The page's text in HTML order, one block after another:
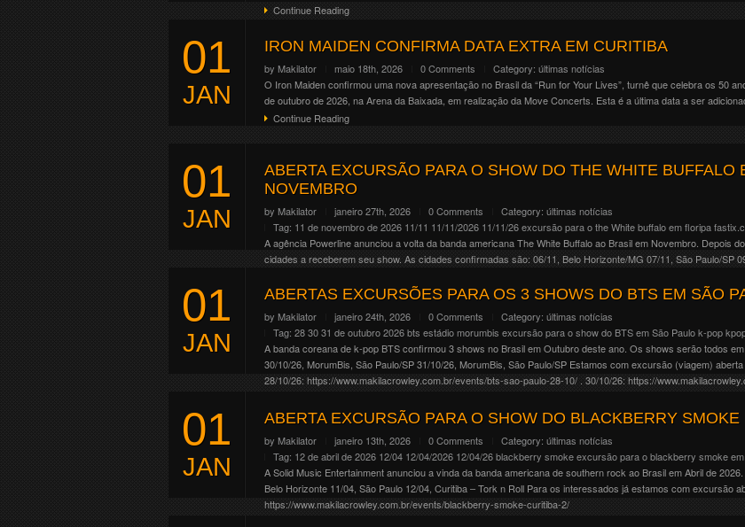
Continue Reading
01
JAN
IRON MAIDEN CONFIRMA DATA EXTRA EM CURITIBA
by Makilator maio 18th, 2026 0 Comments Category: últimas notícias
O Iron Maiden confirmou uma nova apresentação no Brasil da “Run for Your Lives”, turnê que celebra os 50
de outubro de 2026, na Arena da Baixada, em realização da Move Concerts. Esta é a última data a ser
Continue Reading
01
JAN
ABERTA EXCURSÃO PARA O SHOW DO THE WHITE BUFFALO
NOVEMBRO
by Makilator janeiro 27th, 2026 0 Comments Category: últimas notícias
Tag: 11 de novembro de 2026 11/11 11/11/2026 11/11/26excursão para o the White buffalo em floripa
A agência Powerline anunciou a volta da banda americana The White Buffalo ao Brasil em Novembro. Depois
cidades a receberem seu show. As cidades confirmadas são: 06/11, Belo Horizonte/MG 07/11, São Paulo/SP
Continue Reading
01
JAN
ABERTAS EXCURSÕES PARA OS 3 SHOWS DO BTS EM SÃO
by Makilator janeiro 24th, 2026 0 Comments Category: últimas notícias
Tag: 28 30 31 de outubro 2026bts estádio morumbis excursão para o show do BTS em São Paulok-pop
A banda coreana de k-pop BTS confirmou 3 shows no Brasil em Outubro deste ano. Os shows serão todos
30/10/26, MorumBis, São Paulo/SP 31/10/26, MorumBis, São Paulo/SP Estamos com excursão (viagem)
28/10/26: https://www.makilacrowley.com.br/events/bts-sao-paulo-28-10/ . 30/10/26: https://
Continue Reading
01
JAN
ABERTA EXCURSÃO PARA O SHOW DO BLACKBERRY
by Makilator janeiro 13th, 2026 0 Comments Category: últimas notícias
Tag: 12 de abril de 2026 12/04 12/04/2026 12/04/26blackberry smokeexcursão para o blackberry smoke
A Solid Music Entertainment anunciou a vinda da banda americana de southern rock ao Brasil em Abril de
Belo Horizonte 11/04, São Paulo 12/04, Curitiba – Tork n Roll Para os interessados já estamos com excursão
https://www.makilacrowley.com.br/events/blackberry-smoke-curitiba-2/